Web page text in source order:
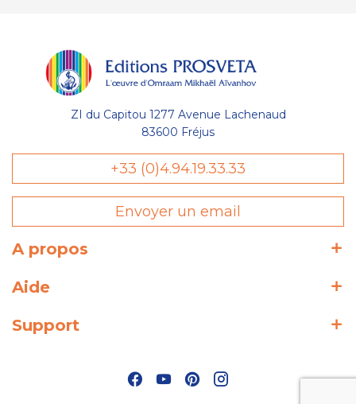
ZI du Capitou 1277 Avenue Lachenaud
83600 Fréjus
+33 (0)4.94.19.33.33
Envoyer un email
A propos
Aide
Support